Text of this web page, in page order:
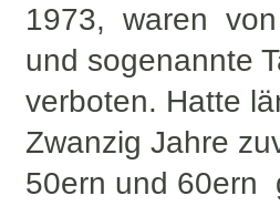
1973, waren von
und sogenannte
verboten. Hatte
Zwanzig Jahre
50ern und 60ern